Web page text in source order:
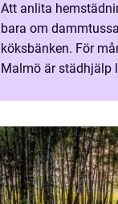
Att anlita
bara om
köksbänken. För
Malmö är städhjälp